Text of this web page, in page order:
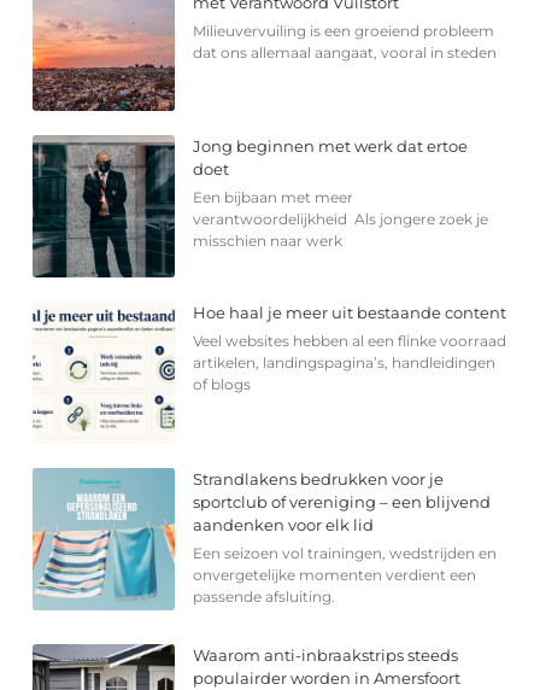
Milieuvervuiling is een groeiend probleem
dat ons allemaal aangaat, vooral in steden
Jong beginnen met werk dat ertoe
doet
Een bijbaan met meer
verantwoordelijkheid Als jongere zoek je
misschien naar werk
Hoe haal je meer uit bestaande content
Veel websites hebben al een flinke voorraad
artikelen, landingspagina’s, handleidingen
of blogs
Strandlakens bedrukken voor je
sportclub of vereniging – een blijvend
aandenken voor elk lid
Een seizoen vol trainingen, wedstrijden en
onvergetelijke momenten verdient een
passende afsluiting.
Waarom anti-inbraakstrips steeds
populairder worden in Amersfoort